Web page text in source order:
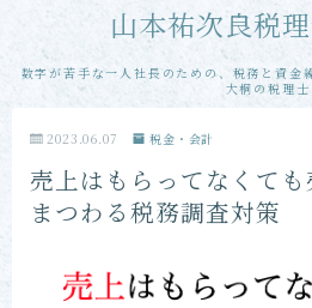
山本祐次良税
数字が苦手な一人社長のための、税務と資
大桐の税理士
MENU
単発・スポット相談
単発・スポット申告
2023.06.07 税金・会計
売上はもらってなくて
まつわる税務調査対策